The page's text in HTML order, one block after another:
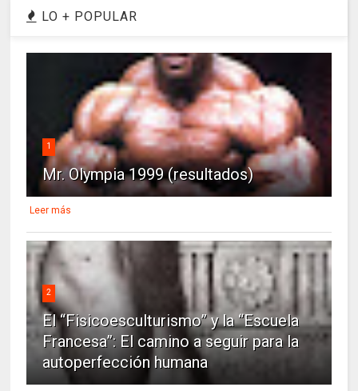
LO + POPULAR
1
Mr. Olympia 1999 (resultados)
Leer más
2
El “Fisicoesculturismo” y la “Escuela
Francesa”: El camino a seguir para la
autoperfección humana